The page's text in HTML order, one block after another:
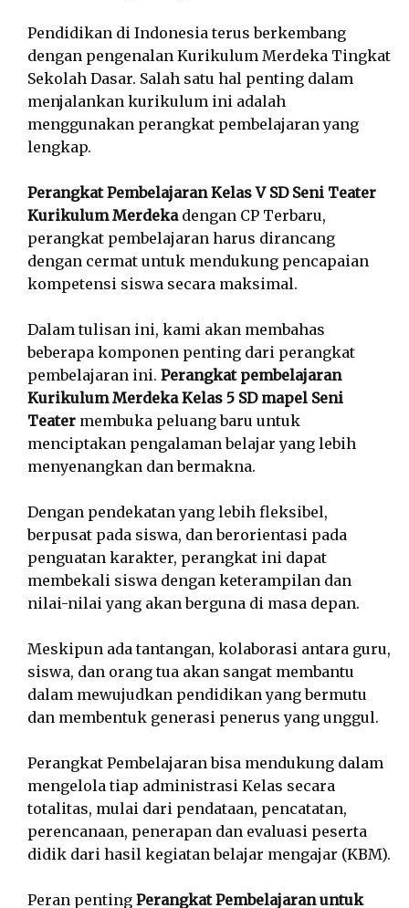
Pendidikan di Indonesia terus berkembang
dengan pengenalan Kurikulum Merdeka Tingkat
Sekolah Dasar. Salah satu hal penting dalam
menjalankan kurikulum ini adalah
menggunakan perangkat pembelajaran yang
lengkap.
Perangkat Pembelajaran Kelas V SD Seni Teater
Kurikulum Merdekadengan CP Terbaru,
perangkat pembelajaran harus dirancang
dengan cermat untuk mendukung pencapaian
kompetensi siswa secara maksimal.
Dalam tulisan ini, kami akan membahas
beberapa komponen penting dari perangkat
pembelajaran ini. Perangkat pembelajaran
Kurikulum Merdeka Kelas 5 SD mapel Seni
Teater membuka peluang baru untuk
menciptakan pengalaman belajar yang lebih
menyenangkan dan bermakna.
Dengan pendekatan yang lebih fleksibel,
berpusat pada siswa, dan berorientasi pada
penguatan karakter, perangkat ini dapat
membekali siswa dengan keterampilan dan
nilai-nilai yang akan berguna di masa depan.
Meskipun ada tantangan, kolaborasi antara guru,
siswa, dan orang tua akan sangat membantu
dalam mewujudkan pendidikan yang bermutu
dan membentuk generasi penerus yang unggul.
Perangkat Pembelajaran bisa mendukung dalam
mengelola tiap administrasi Kelas secara
totalitas, mulai dari pendataan, pencatatan,
perencanaan, penerapan dan evaluasi peserta
didik dari hasil kegiatan belajar mengajar (KBM).
Peran penting Perangkat Pembelajaran untuk